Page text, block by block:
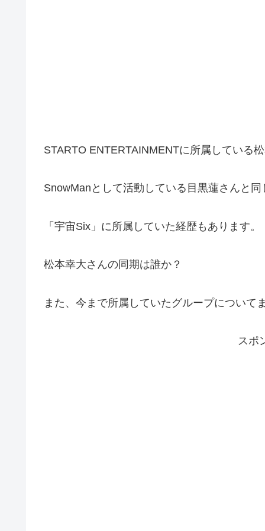
STARTO ENTERTAINMENTに所属している松
SnowManとして活動している目黒蓮さんと同
「宇宙Six」に所属していた経歴もあります。
松本幸大さんの同期は誰か？
また、今まで所属していたグループについて
スポ